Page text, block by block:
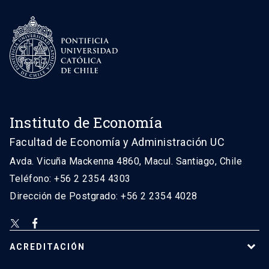
Instituto de Economía
Facultad de Economía y Administración UC
Avda. Vicuña Mackenna 4860, Macul. Santiago, Chile
Teléfono: +56 2 2354 4303
Dirección de Postgrado: +56 2 2354 4028
ACREDITACIÓN